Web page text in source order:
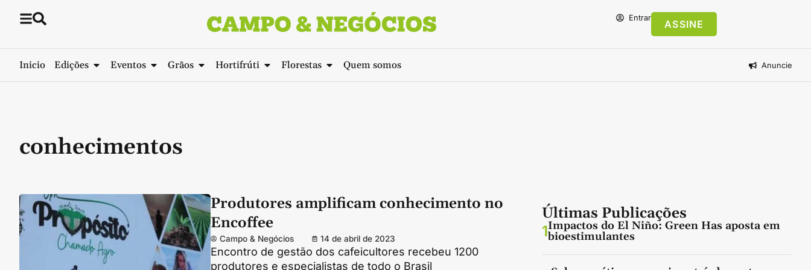
Entrar
ASSINE
Inicio Edições Eventos Grãos Hortifrúti Florestas Quem somos Anuncie
conhecimentos
Produtores amplificam conhecimento no
Encoffee
Campo & Negócios 14 de abril de 2023
Encontro de gestão dos cafeicultores recebeu 1200
produtores e especialistas de todo o Brasil
Últimas Publicações
1Impactos do El Niño: Green Has aposta em
bioestimulantes